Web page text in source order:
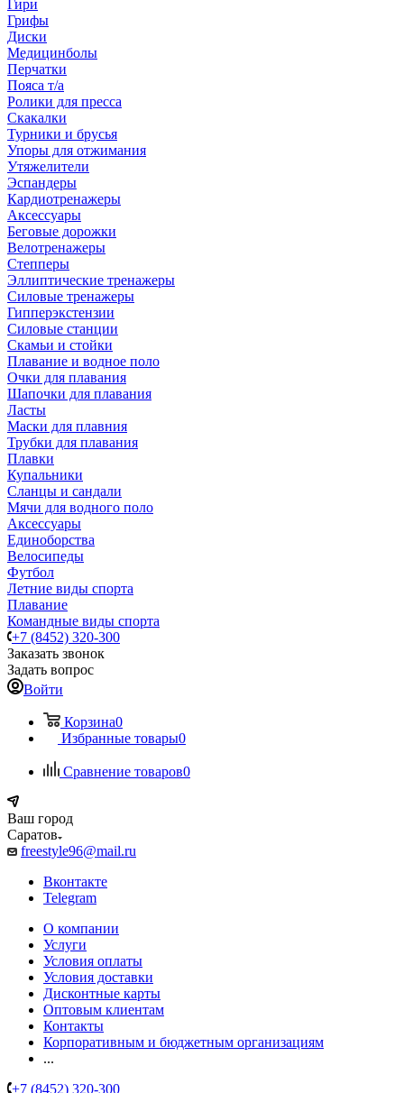
Гири
Грифы
Диски
Медицинболы
Перчатки
Пояса т/а
Ролики для пресса
Скакалки
Турники и брусья
Упоры для отжимания
Утяжелители
Эспандеры
Кардиотренажеры
Аксессуары
Беговые дорожки
Велотренажеры
Степперы
Эллиптические тренажеры
Силовые тренажеры
Гипперэкстензии
Силовые станции
Скамьи и стойки
Плавание и водное поло
Очки для плавания
Шапочки для плавания
Ласты
Маски для плавния
Трубки для плавания
Плавки
Купальники
Сланцы и сандали
Мячи для водного поло
Аксессуары
Единоборства
Велосипеды
Футбол
Летние виды спорта
Плавание
Командные виды спорта
+7 (8452) 320-300
Заказать звонок
Задать вопрос
Войти
Корзина0
Избранные товары0
Сравнение товаров0
Ваш город
Саратов
freestyle96@mail.ru
Вконтакте
Telegram
О компании
Услуги
Условия оплаты
Условия доставки
Дисконтные карты
Оптовым клиентам
Контакты
Корпоративным и бюджетным организациям
...
+7 (8452) 320-300